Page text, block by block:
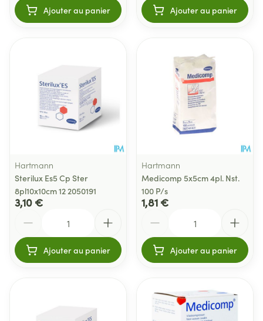
Ajouter au panier Ajouter au panier
Hartmann
Sterilux Es5 Cp Ster
8pl10x10cm 12 2050191
3,10 €
Ajouter au panier
Hartmann
Medicomp 5x5cm 4pl. Nst.
100 P/s
1,81 €
Ajouter au panier